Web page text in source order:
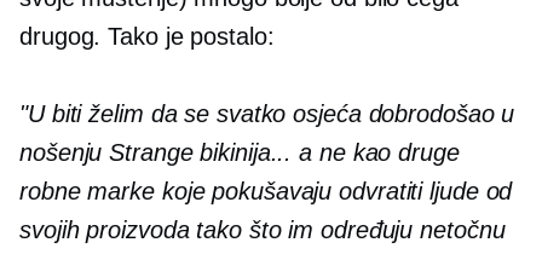
drugog. Tako je postalo:
"U biti želim da se svatko osjeća dobrodošao u
nošenju Strange bikinija... a ne kao druge
robne marke koje pokušavaju odvratiti ljude od
svojih proizvoda tako što im određuju netočnu